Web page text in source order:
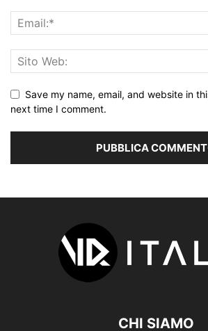
Save my name, email, and website in
next time I comment.
CHI SIAMO